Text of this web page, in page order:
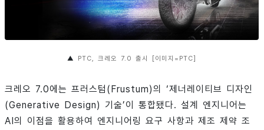
▲ PTC, 크레오 7.0 출시 [이미지=PTC]
크레오 7.0에는 프러스텀(Frustum)의 ‘제너레이티브 디자인
(Generative Design) 기술’이 통합됐다. 설계 엔지니어는
AI의 이점을 활용하여 엔지니어링 요구 사항과 제조 제약 조